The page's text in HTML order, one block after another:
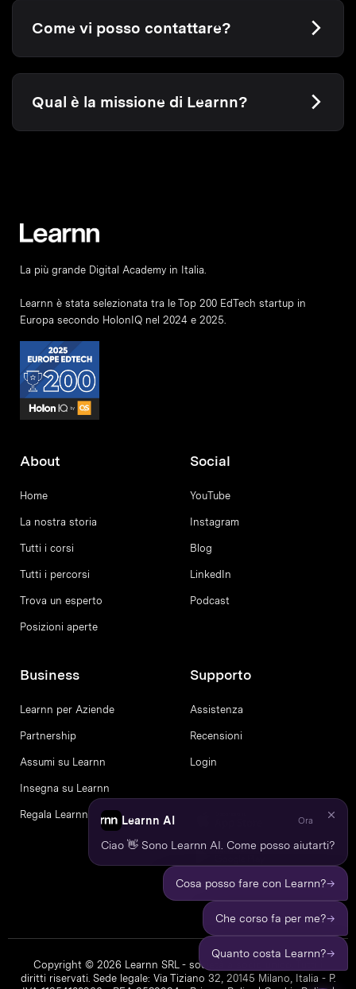
Come vi posso contattare?
Qual è la missione di Learnn?
La più grande Digital Academy in Italia.
Learnn è stata selezionata tra le Top 200 EdTech startup in
Europa secondo HolonIQ nel 2024 e 2025.
About
Home
La nostra storia
Tutti i corsi
Tutti i percorsi
Trova un esperto
Posizioni aperte
Social
YouTube
Instagram
Blog
LinkedIn
Podcast
Business
Learnn per Aziende
Partnership
Assumi su Learnn
Insegna su Learnn
Regala Learnn
Supporto
Assistenza
Recensioni
Login
Copyright © 2026 Learnn SRL - società a socio unico. Tutti i
diritti riservati. Sede legale: Via Tiziano 32, 20145 Milano, Italia - P.
Learnn AI Ora
Ciao 👋 Sono Learnn AI. Come posso aiutarti?
Cosa posso fare con Learnn?→
Che corso fa per me?→
Quanto costa Learnn?→